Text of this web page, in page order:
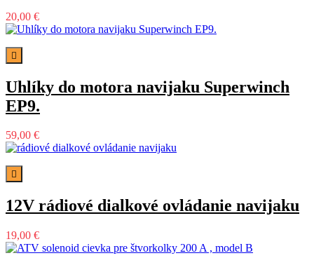
20,00 €

Uhlíky do motora navijaku Superwinch
EP9.
59,00 €

12V rádiové dialkové ovládanie navijaku
19,00 €